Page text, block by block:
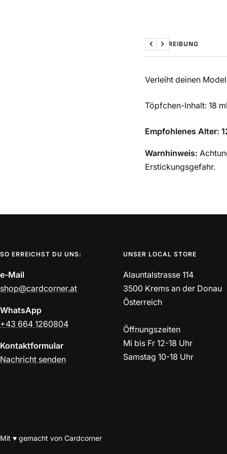
BESCHREIBUNG
ZurückWeiter
Verleiht deinen
Töpfchen-Inhalt: 18
Empfohlenes Alter:
Warnhinweis:
Erstickungsgefahr.
SO ERREICHST DU UNS:
e-Mail
shop@cardcorner.at
WhatsApp
+43 664 1260804
Kontaktformular
Nachricht senden
UNSER LOCAL STORE
Alauntalstrasse 114
3500 Krems an der Donau
Österreich
Öffnungszeiten
Mi bis Fr 12-18 Uhr
Samstag 10-18 Uhr
Mit ♥ gemacht von Cardcorner